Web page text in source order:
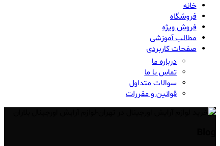
خانه
فروشگاه
فروش ویژه
مطالب آموزشی
صفحات کاربردی
درباره ما
تماس با ما
سوالات متداول
قوانین و مقررات